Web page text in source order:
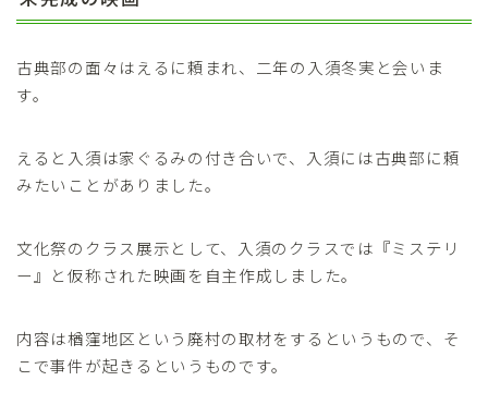
古典部の面々はえるに頼まれ、二年の入須冬実と会いま
す。
えると入須は家ぐるみの付き合いで、入須には古典部に頼
みたいことがありました。
文化祭のクラス展示として、入須のクラスでは『ミステリ
ー』と仮称された映画を自主作成しました。
内容は楢窪地区という廃村の取材をするというもので、そ
こで事件が起きるというものです。